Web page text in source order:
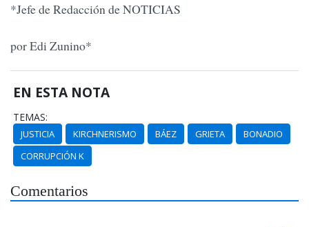
*Jefe de Redacción de NOTICIAS
por Edi Zunino*
EN ESTA NOTA
TEMAS:
JUSTICIA KIRCHNERISMO BÁEZ GRIETA
BONADIO
CORRUPCIÓN K
Comentarios